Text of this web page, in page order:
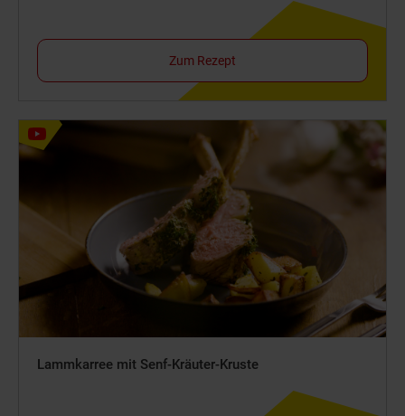
Zum Rezept
Lammkarree mit Senf-Kräuter-Kruste